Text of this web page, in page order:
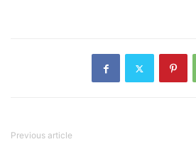
Previous article